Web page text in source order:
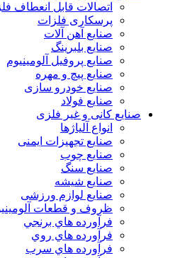
اتصالات قابل انعطاف
پرسکاری فلزات
صنایع آهن آلات
صنایع بلبرینگ
صنایع پروفیل آلومینیوم
صنایع پیچ و مهره
صنایع خودرو سازی
صنایع فولاد
صنایع کانی و غیر فلزی
انواع آلياژها
صنایع تجهیزات ایمنی
صنایع چوب
صنایع سنگ
صنایع شیشه
صنایع لوازم ورزشی
ظروف و قطعات
فرآورده هاي برنجي
فرآورده هاي روي
فرآورده هاي سرب